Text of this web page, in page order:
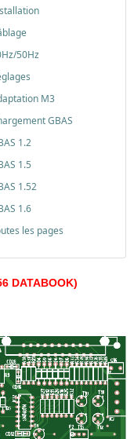
50Hz
M3
GBAS
1.2
1.5
1.52
1.6
les pages
DATABOOK)